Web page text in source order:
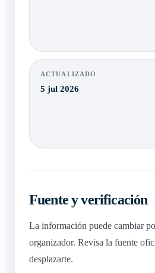
ACTUALIZADO
5 jul 2026
Fuente y verificación
La información puede cambiar
organizador. Revisa la fuente
desplazarte.